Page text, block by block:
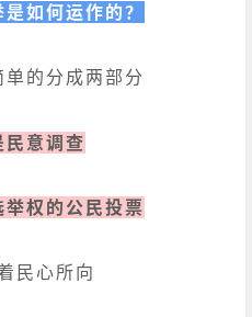
如何运作的？
的分成两部分
民意调查
权的公民投票
民心所向